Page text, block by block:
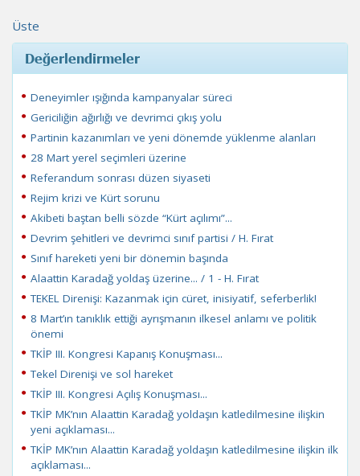
Üste
Değerlendirmeler
Deneyimler ışığında kampanyalar süreci
Gericiliğin ağırlığı ve devrimci çıkış yolu
Partinin kazanımları ve yeni dönemde yüklenme alanları
28 Mart yerel seçimleri üzerine
Referandum sonrası düzen siyaseti
Rejim krizi ve Kürt sorunu
Akibeti baştan belli sözde “Kürt açılımı”...
Devrim şehitleri ve devrimci sınıf partisi / H. Fırat
Sınıf hareketi yeni bir dönemin başında
Alaattin Karadağ yoldaş üzerine... / 1 - H. Fırat
TEKEL Direnişi: Kazanmak için cüret, inisiyatif, seferberlik!
8 Mart’ın tanıklık ettiği ayrışmanın ilkesel anlamı ve politik
önemi
TKİP III. Kongresi Kapanış Konuşması...
Tekel Direnişi ve sol hareket
TKİP III. Kongresi Açılış Konuşması...
TKİP MK’nın Alaattin Karadağ yoldaşın katledilmesine ilişkin
yeni açıklaması...
TKİP MK’nın Alaattin Karadağ yoldaşın katledilmesine ilişkin ilk
açıklaması...